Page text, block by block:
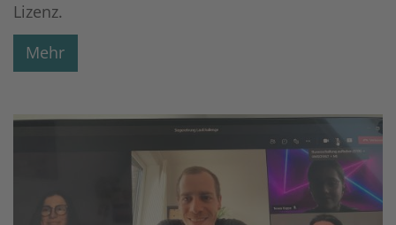
Lizenz.
Mehr